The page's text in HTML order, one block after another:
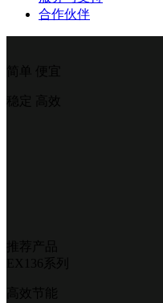
合作伙伴
简单 便宜
稳定 高效
推荐产品
EX136系列
高效节能